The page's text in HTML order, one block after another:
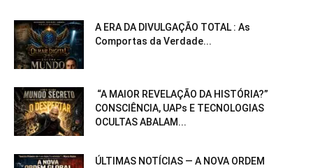
A ERA DA DIVULGAÇÃO TOTAL : As
Comportas da Verdade...
“A MAIOR REVELAÇÃO DA HISTÓRIA?”
CONSCIÊNCIA, UAPs E TECNOLOGIAS
OCULTAS ABALAM...
ÚLTIMAS NOTÍCIAS — A NOVA ORDEM